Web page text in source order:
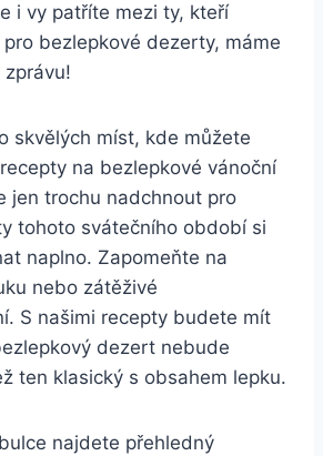
i vy patříte mezi ty, kteří
bezlepkové dezerty, máme
zprávu!
skvělých míst, kde můžete
na bezlepkové vánoční
jen trochu nadchnout pro
tohoto svátečního období si
naplno. Zapomeňte na
nebo zátěživé
S našimi recepty budete mít
dezert nebude
ten klasický s obsahem lepku.
najdete přehledný